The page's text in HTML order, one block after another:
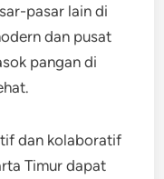
pasar lain di
dan pusat
pangan di
dan kolaboratif
Timur dapat